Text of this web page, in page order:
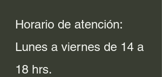
Horario de atención:
Lunes a viernes de 14 a
18 hrs.